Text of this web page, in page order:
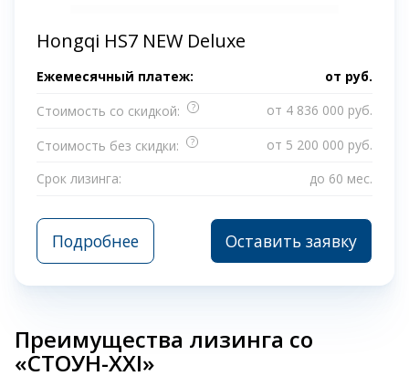
Hongqi HS7 NEW Deluxe
Ежемесячный платеж: от руб.
Стоимость со скидкой:
? от 4 836 000 руб.
Стоимость без скидки: ?
от 5 200 000 руб.
Срок лизинга:
до 60 мес.
Подробнее Оставить заявку
Преимущества лизинга со
«СТОУН-XXI»